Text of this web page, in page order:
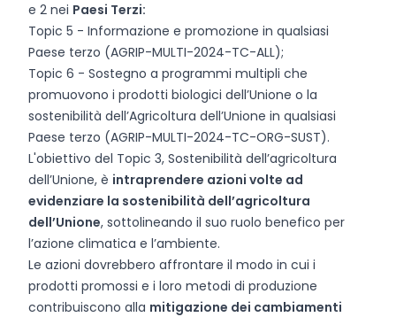
e 2 nei Paesi Terzi:
Topic 5 - Informazione e promozione in qualsiasi
Paese terzo (AGRIP-MULTI-2024-TC-ALL);
Topic 6 - Sostegno a programmi multipli che
promuovono i prodotti biologici dell’Unione o la
sostenibilità dell’Agricoltura dell’Unione in qualsiasi
Paese terzo (AGRIP-MULTI-2024-TC-ORG-SUST).
L'obiettivo del Topic 3, Sostenibilità dell’agricoltura
dell’Unione, è intraprendere azioni volte ad
evidenziare la sostenibilità dell’agricoltura
dell’Unione, sottolineando il suo ruolo benefico per
l’azione climatica e l’ambiente.
Le azioni dovrebbero affrontare il modo in cui i
prodotti promossi e i loro metodi di produzione
contribuiscono alla mitigazione dei cambiamenti